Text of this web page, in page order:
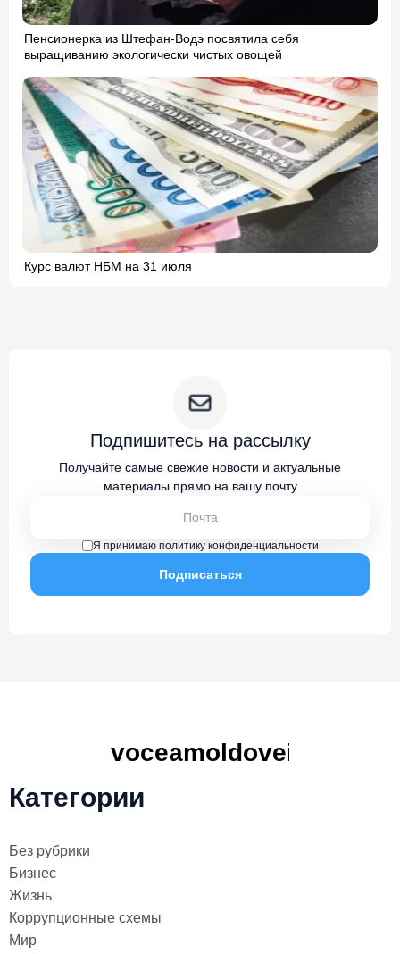
Пенсионерка из Штефан-Водэ посвятила себя
выращиванию экологически чистых овощей
Курс валют НБМ на 31 июля
Подпишитесь на рассылку
Получайте самые свежие новости и актуальные
материалы прямо на вашу почту
Я принимаю политику конфиденциальности
Категории
Без рубрики
Бизнес
Жизнь
Коррупционные схемы
Мир